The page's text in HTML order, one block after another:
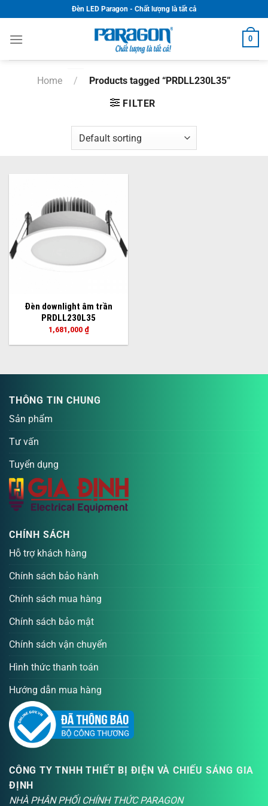
to
content
Đèn LED Paragon - Chất lượng là tất cả
0
Home /
Products tagged “PRDLL230L35”
FILTER
Đèn downlight âm trần
PRDLL230L35
1,681,000 ₫
THÔNG TIN CHUNG
Sản phẩm
Tư vấn
Tuyển dụng
CHÍNH SÁCH
Hỗ trợ khách hàng
Chính sách bảo hành
Chính sách mua hàng
Chính sách bảo mật
Chính sách vận chuyển
Hình thức thanh toán
Hướng dẫn mua hàng
CÔNG TY TNHH THIẾT BỊ ĐIỆN VÀ CHIẾU SÁNG GIA
ĐỊNH
NHÀ PHÂN PHỐI CHÍNH THỨC PARAGON